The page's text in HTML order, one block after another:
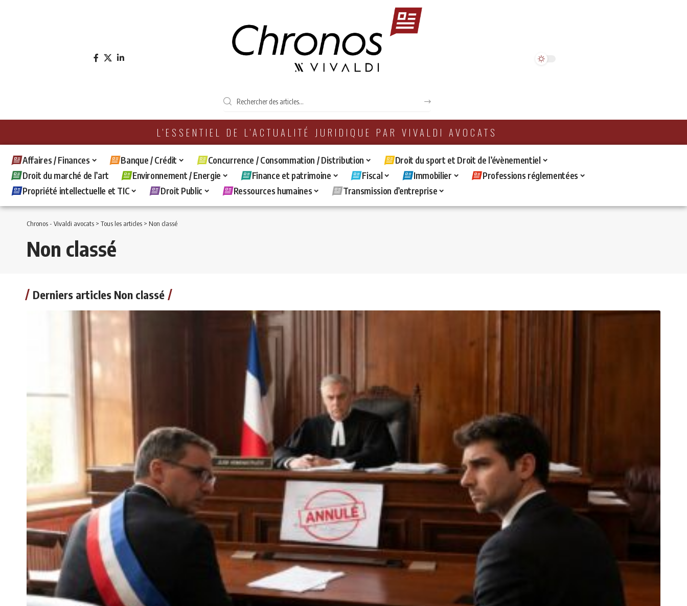
L'ESSENTIEL DE L'ACTUALITÉ JURIDIQUE PAR VIVALDI AVOCATS
Affaires / Finances Banque / Crédit Concurrence / Consommation / Distribution
Droit du sport et Droit de l’évènementiel
Droit du marché de l’art
Environnement / Energie Finance et patrimoine Fiscal Immobilier
Professions réglementées
Propriété intellectuelle et TIC
Droit Public Ressources humaines Transmission d’entreprise
Chronos - Vivaldi avocats > Tous les articles > Non classé
Non classé
Derniers articles Non classé